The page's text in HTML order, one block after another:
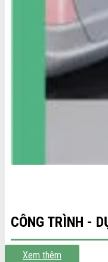
CÔNG TRÌNH -
Xem thêm